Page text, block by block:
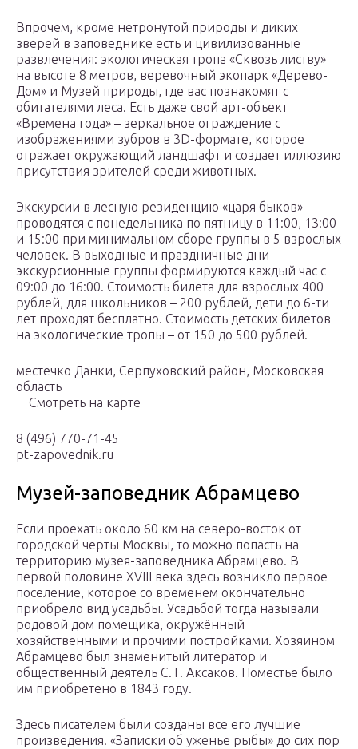
Впрочем, кроме нетронутой природы и диких
зверей в заповеднике есть и цивилизованные
развлечения: экологическая тропа «Сквозь листву»
на высоте 8 метров, веревочный экопарк «Дерево-
Дом» и Музей природы, где вас познакомят с
обитателями леса. Есть даже свой арт-объект
«Времена года» – зеркальное ограждение с
изображениями зубров в 3D-формате, которое
отражает окружающий ландшафт и создает иллюзию
присутствия зрителей среди животных.
Экскурсии в лесную резиденцию «царя быков»
проводятся с понедельника по пятницу в 11:00, 13:00
и 15:00 при минимальном сборе группы в 5 взрослых
человек. В выходные и праздничные дни
экскурсионные группы формируются каждый час с
09:00 до 16:00. Стоимость билета для взрослых 400
рублей, для школьников – 200 рублей, дети до 6-ти
лет проходят бесплатно. Стоимость детских билетов
на экологические тропы – от 150 до 500 рублей.
местечко Данки, Серпуховский район, Московская
область
Смотреть на карте
8 (496) 770-71-45
pt-zapovednik.ru
Музей-заповедник Абрамцево
Если проехать около 60 км на северо-восток от
городской черты Москвы, то можно попасть на
территорию музея-заповедника Абрамцево. В
первой половине XVIII века здесь возникло первое
поселение, которое со временем окончательно
приобрело вид усадьбы. Усадьбой тогда называли
родовой дом помещика, окружённый
хозяйственными и прочими постройками. Хозяином
Абрамцево был знаменитый литератор и
общественный деятель С.Т. Аксаков. Поместье было
им приобретено в 1843 году.
Здесь писателем были созданы все его лучшие
произведения. «Записки об уженье рыбы» до сих пор